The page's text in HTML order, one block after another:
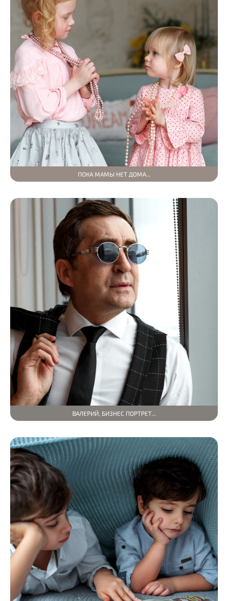
ПОКА МАМЫ НЕТ ДОМА...
ВАЛЕРИЙ, БИЗНЕС ПОРТРЕТ...